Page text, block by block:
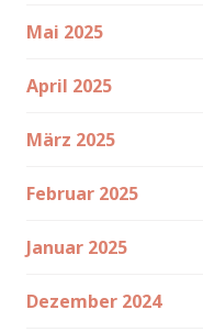
Mai 2025
April 2025
März 2025
Februar 2025
Januar 2025
Dezember 2024